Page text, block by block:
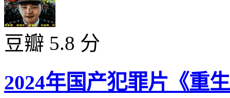
豆瓣 5.8 分
2024年国产犯罪片《重